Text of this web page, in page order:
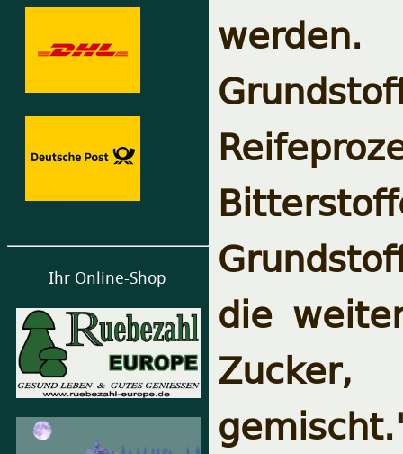
Ihr Online-Shop
die